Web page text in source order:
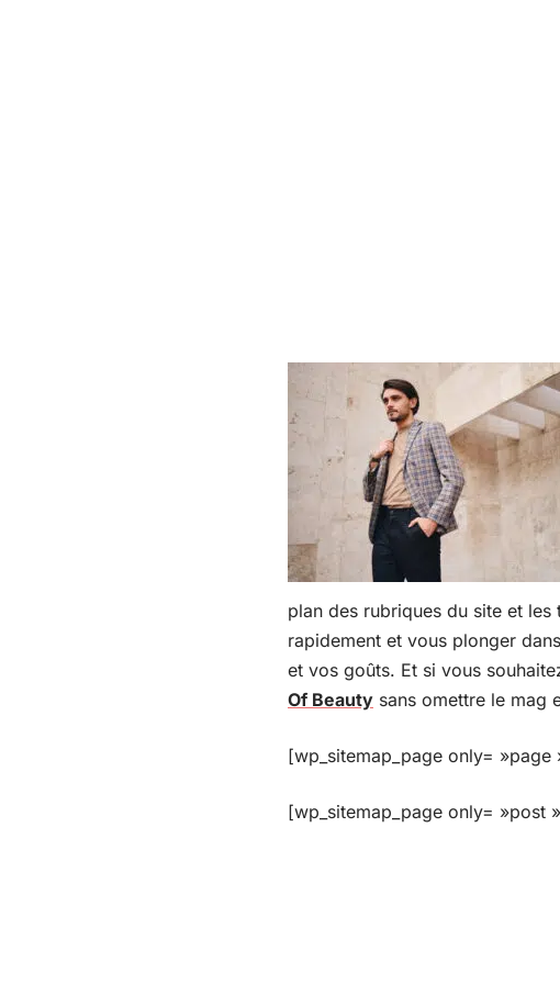
plan des rubriques du site et les
rapidement et vous plonger
et vos goûts. Et si vous
Of Beauty sans omettre le mag
[wp_sitemap_page only= »page
[wp_sitemap_page only= »post